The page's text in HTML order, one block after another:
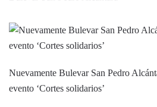
Nuevamente Bulevar San Pedro
evento ‘Cortes solidarios’